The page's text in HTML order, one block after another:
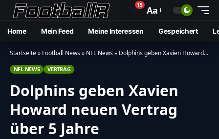
🔔15 Aa
Home Mein Feed Meine Interessen Gespeichert
Startseite» Football News» NFL News» Dolphins geben Xavien Howard neuen Vertrag über 5 Jahre
NFL NEWS VERTRAG
Dolphins geben Xavien
Howard neuen Vertrag
über 5 Jahre